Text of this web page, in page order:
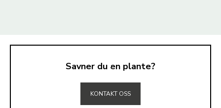
Savner du en plante?
KONTAKT OSS